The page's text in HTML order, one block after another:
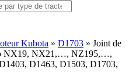
Kubota » D1703 » Joint de
NX19, NX21,…, NZ195,…,
D1463, D1503, D1703,